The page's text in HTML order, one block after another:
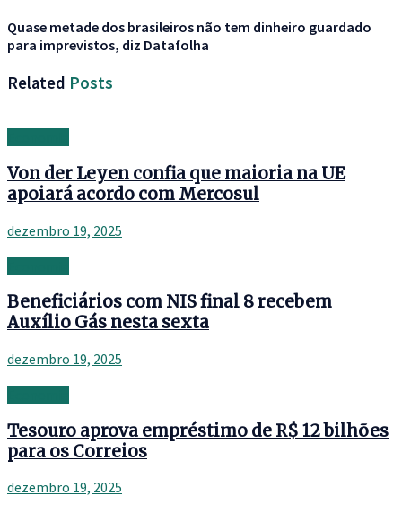
Quase metade dos brasileiros não tem dinheiro guardado
para imprevistos, diz Datafolha
Related Posts
Von der Leyen confia que maioria na UE
apoiará acordo com Mercosul
dezembro 19, 2025
Beneficiários com NIS final 8 recebem
Auxílio Gás nesta sexta
dezembro 19, 2025
Tesouro aprova empréstimo de R$ 12 bilhões
para os Correios
dezembro 19, 2025